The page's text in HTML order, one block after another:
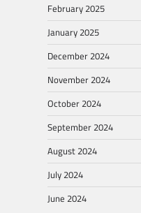
February 2025
January 2025
December 2024
November 2024
October 2024
September 2024
August 2024
July 2024
June 2024